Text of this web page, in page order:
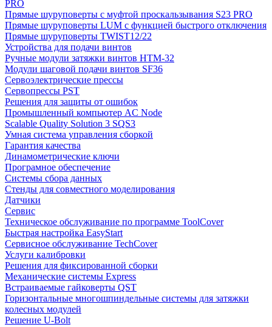
PRO
Прямые шуруповерты с муфтой проскальзывания S23 PRO
Прямые шуруповерты LUM с функцией быстрого отключения
Прямые шуруповерты TWIST12/22
Устройства для подачи винтов
Ручные модули затяжки винтов HTM-32
Модули шаговой подачи винтов SF36
Сервоэлектрические прессы
Сервопрессы PST
Решения для защиты от ошибок
Промышленный компьютер AC Node
Scalable Quality Solution 3 SQS3
Умная система управления сборкой
Гарантия качества
Динамометрические ключи
Програмное обеспечение
Системы сбора данных
Стенды для совместного моделирования
Датчики
Сервис
Техническое обслуживание по программе ToolCover
Быстрая настройка EasyStart
Cервисное обслуживание TechCover
Услуги калибровки
Решения для фиксированной сборки
Механические системы Express
Встраиваемые гайковерты QST
Горизонтальные многошпиндельные системы для затяжки
колесных модулей
Решение U-Bolt